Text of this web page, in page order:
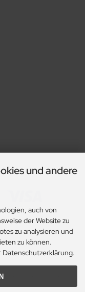
durchgestrichenen Preise
Handel.eu.
und andere
auch von
der Website zu
zu analysieren und
zu können.